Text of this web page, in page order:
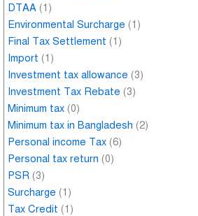
DTAA (1)
Environmental Surcharge (1)
Final Tax Settlement (1)
Import (1)
Investment tax allowance (3)
Investment Tax Rebate (3)
Minimum tax (0)
Minimum tax in Bangladesh (2)
Personal income Tax (6)
Personal tax return (0)
PSR (3)
Surcharge (1)
Tax Credit (1)